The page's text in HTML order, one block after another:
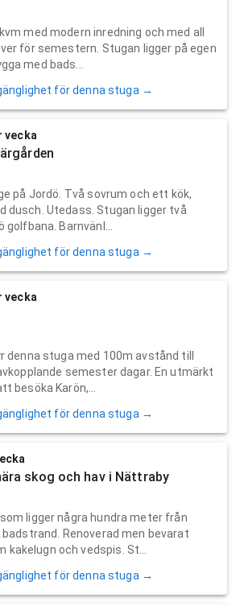
med modern inredning och med all
för semestern. Stugan ligger på egen
med bads...
för denna stuga →
vecka
på Jordö. Två sovrum och ett kök,
dusch. Utedass. Stugan ligger två
Barnvänl...
för denna stuga →
vecka
denna stuga med 100m avstånd till
semester dagar. En utmärkt
besöka Karön,...
för denna stuga →
skog och hav i Nättraby
ligger några hundra meter från
Renoverad men bevarat
och vedspis. St...
för denna stuga →